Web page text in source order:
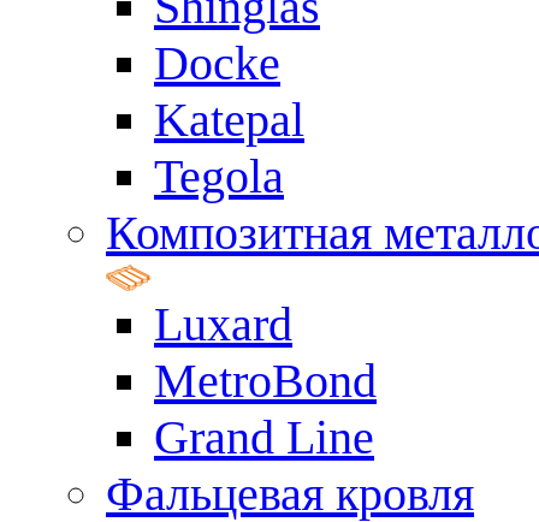
Docke
Katepal
Tegola
Композитная
Luxard
MetroBond
Grand Line
Фальцевая кровля